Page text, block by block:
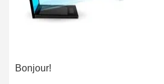
Bonjour!